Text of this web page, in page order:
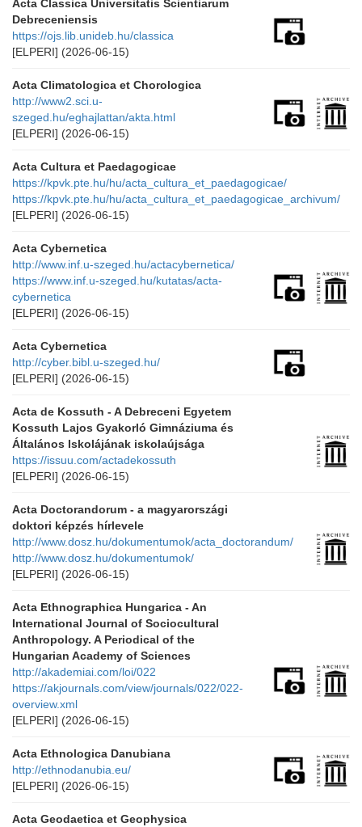
Acta Classica Universitatis Scientiarum
Debreceniensis
https://ojs.lib.unideb.hu/classica
[ELPERI] (2026-06-15)
Acta Climatologica et Chorologica
http://www2.sci.u-
szeged.hu/eghajlattan/akta.html
[ELPERI] (2026-06-15)
Acta Cultura et Paedagogicae
https://kpvk.pte.hu/hu/acta_cultura_et_paedagogicae/
https://kpvk.pte.hu/hu/acta_cultura_et_paedagogicae_archivum/
[ELPERI] (2026-06-15)
Acta Cybernetica
http://www.inf.u-szeged.hu/actacybernetica/
https://www.inf.u-szeged.hu/kutatas/acta-
cybernetica
[ELPERI] (2026-06-15)
Acta Cybernetica
http://cyber.bibl.u-szeged.hu/
[ELPERI] (2026-06-15)
Acta de Kossuth - A Debreceni Egyetem
Kossuth Lajos Gyakorló Gimnáziuma és
Általános Iskolájának iskolaújsága
https://issuu.com/actadekossuth
[ELPERI] (2026-06-15)
Acta Doctorandorum - a magyarországi
doktori képzés hírlevele
http://www.dosz.hu/dokumentumok/acta_doctorandum/
http://www.dosz.hu/dokumentumok/
[ELPERI] (2026-06-15)
Acta Ethnographica Hungarica - An
International Journal of Sociocultural
Anthropology. A Periodical of the
Hungarian Academy of Sciences
http://akademiai.com/loi/022
https://akjournals.com/view/journals/022/022-
overview.xml
[ELPERI] (2026-06-15)
Acta Ethnologica Danubiana
http://ethnodanubia.eu/
[ELPERI] (2026-06-15)
Acta Geodaetica et Geophysica